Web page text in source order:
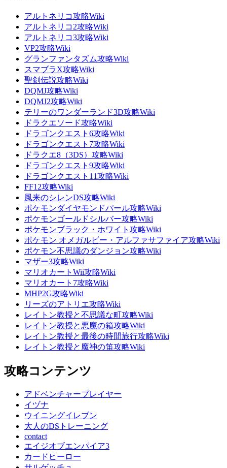
アルトネリコ攻略Wiki
アルトネリコ2攻略Wiki
アルトネリコ3攻略Wiki
VP2攻略Wiki
グランファンタズム攻略Wiki
スマブラX攻略Wiki
聖剣伝説攻略Wiki
DQMJ攻略Wiki
DQMJ2攻略Wiki
テリーのワンダーランド3D攻略Wiki
ドラクエソード攻略Wiki
ドラゴンクエスト6攻略Wiki
ドラゴンクエスト7攻略Wiki
ドラクエ8（3DS）攻略Wiki
ドラゴンクエスト9攻略Wiki
ドラゴンクエスト11攻略Wiki
FF12攻略Wiki
風来のシレンDS攻略Wiki
ポケモンダイヤモンドパール攻略Wiki
ポケモンゴールドシルバー攻略Wiki
ポケモンブラック・ホワイト攻略Wiki
ポケモン オメガルビー・アルファサファイア攻略Wiki
ポケモン不思議のダンジョン攻略Wiki
マザー3攻略Wiki
マリオカートWii攻略Wiki
マリオカート7攻略Wiki
MHP2G攻略Wiki
リーズのアトリエ攻略Wiki
レイトン教授と不思議な町攻略Wiki
レイトン教授と悪魔の箱攻略Wiki
レイトン教授と最後の時間旅行攻略Wiki
レイトン教授と魔神の笛攻略Wiki
攻略コンテンツ
アドベンチャープレイヤー
イヅナ
ウイニングイレブン
大人のDSトレーニング
contact
エイジオブエンパイア3
カードヒーロー